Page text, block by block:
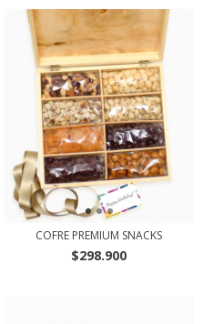
COFRE PREMIUM SNACKS
$298.900